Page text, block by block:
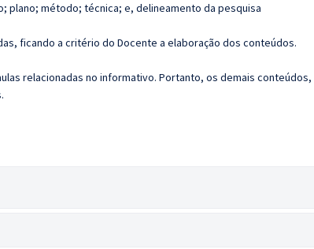
plano; método; técnica; e, delineamento da pesquisa
ficando a critério do Docente a elaboração dos conteúdos.
relacionadas no informativo. Portanto, os demais conteúdos,